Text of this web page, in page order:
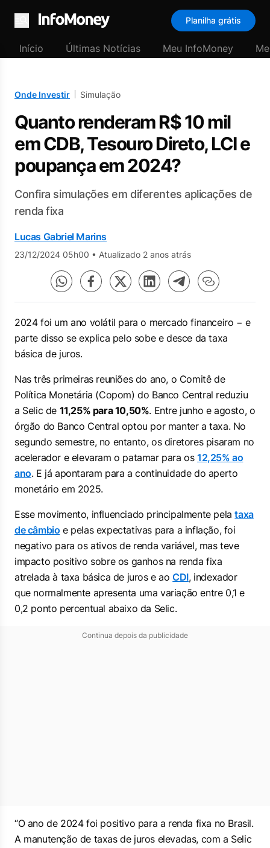
Menu
Planilha grátis
Início Últimas Notícias Meu InfoMoney
Onde Investir Simulação
Quanto renderam R$ 10 mil
em CDB, Tesouro Direto, LCI e
poupança em 2024?
Confira simulações em diferentes aplicações de
renda fixa
Lucas Gabriel Marins
23/12/2024 05h00 • Atualizado 2 anos atrás
2024 foi um ano volátil para o mercado financeiro − e
parte disso se explica pelo sobe e desce da taxa
básica de juros.
Nas três primeiras reuniões do ano, o Comitê de
Política Monetária (Copom) do Banco Central reduziu
a Selic de 11,25% para 10,50%. Entre junho e agosto, o
órgão do Banco Central optou por manter a taxa. No
segundo semestre, no entanto, os diretores pisaram no
acelerador e elevaram o patamar para os12,25% ao
ano. E já apontaram para a continuidade do aperto
monetário em 2025.
Esse movimento, influenciado principalmente pelataxa
de câmbio e pelas expectativas para a inflação, foi
negativo para os ativos de renda variável, mas teve
impacto positivo sobre os ganhos na renda fixa
atrelada à taxa básica de juros e aoCDI, indexador
que normalmente apresenta uma variação entre 0,1 e
0,2 ponto percentual abaixo da Selic.
Continua depois da publicidade
“O ano de 2024 foi positivo para a renda fixa no Brasil.
A manutenção de taxas de juros elevadas, com a Selic